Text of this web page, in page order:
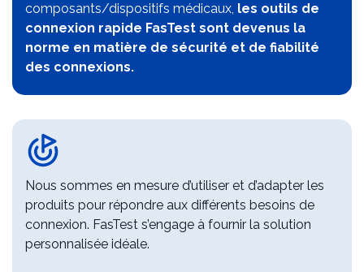
composants/dispositifs médicaux, les outils de
connexion rapide FasTest sont devenus la
norme en matière de sécurité et de fiabilité
des connexions.
Nous sommes en mesure d’utiliser et d’adapter les
produits pour répondre aux différents besoins de
connexion. FasTest s’engage à fournir la solution
personnalisée idéale.